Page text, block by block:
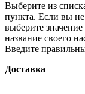
Выберите из
пункта. Если вы
выберите
название своего
Введите
Доставка